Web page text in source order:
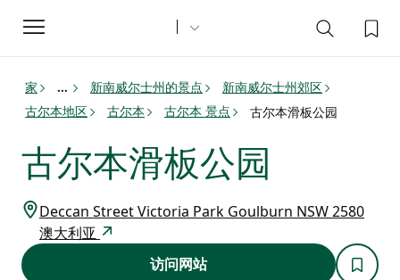
Toggle
navigation
家 ... 新南威尔士州的景点
新南威尔士州郊区
古尔本地区
古尔本 古尔本 景点 古尔本滑板公园
古尔本滑板公园
Deccan Street Victoria Park Goulburn NSW 2580
澳大利亚
访问网站